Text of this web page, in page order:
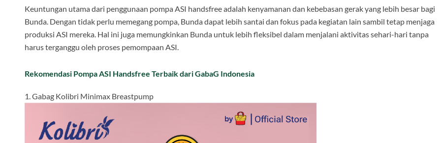
Keuntungan utama dari penggunaan pompa ASI handsfree adalah kenyamanan dan kebebasan gerak yang lebih besar bagi
Bunda. Dengan tidak perlu memegang pompa, Bunda dapat lebih santai dan fokus pada kegiatan lain sambil tetap menjaga
produksi ASI mereka. Hal ini juga memungkinkan Bunda untuk lebih fleksibel dalam menjalani aktivitas sehari-hari tanpa
harus terganggu oleh proses pemompaan ASI.
Rekomendasi Pompa ASI Handsfree Terbaik dari GabaG Indonesia
1. Gabag Kolibri Minimax Breastpump